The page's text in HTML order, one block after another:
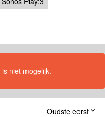
niet mogelijk.
Oudste eerst